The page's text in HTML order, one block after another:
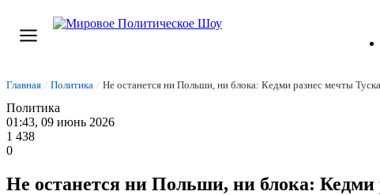
Главная / Политика / Не останется ни Польши, ни блока: Кедми разнес мечты
Политика
01:43, 09 июнь 2026
1 438
0
Не останется ни Польши, ни блока: Кедми